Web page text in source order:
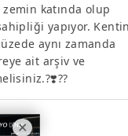
zemin katında olup
yapıyor.
aynı zamanda
ait arşiv ve